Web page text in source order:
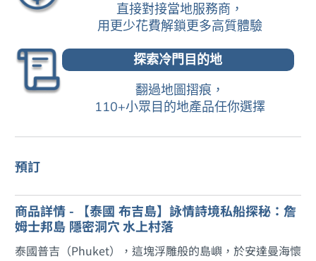
直接對接當地服務商，
用更少花費解鎖更多高質體驗
探索冷門目的地
翻過地圖摺痕，
110+小眾目的地產品任你選擇
預訂
商品詳情 - 【泰國 布吉島】詠情詩境私船探秘：詹
姆士邦島 隱密洞穴 水上村落
泰國普吉（Phuket），這塊浮雕般的島嶼，於安達曼海懷